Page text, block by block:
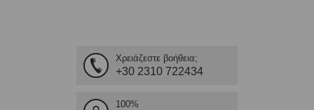
Χρειάζεστε βοήθεια;
+30 2310 722434
100%